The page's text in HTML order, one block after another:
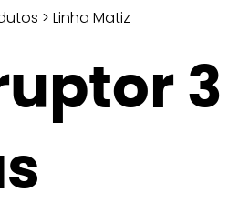
> Linha Matiz
3